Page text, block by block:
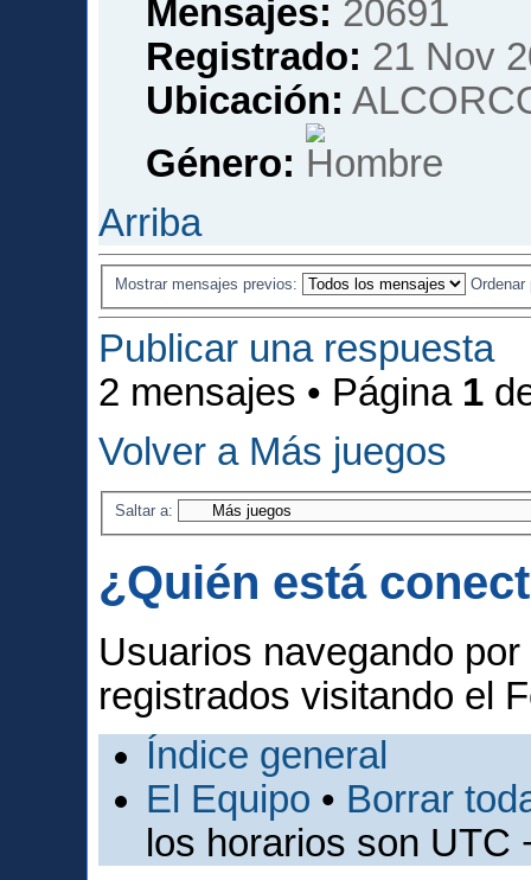
Mensajes: 20691
Registrado: 21 Nov
Ubicación:
Género:
Arriba
Mostrar mensajes previos:
Publicar una respuesta
2 mensajes • Página 1
Volver a Más juegos
Saltar a:
¿Quién está
Usuarios navegando
registrados visitando el
Índice general
El Equipo • Borrar
los horarios son UTC